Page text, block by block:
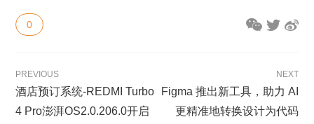
0
PREVIOUS
酒店预订系统-REDMI Turbo
4 Pro澎湃OS2.0.206.0开启
NEXT
​Figma 推出新工具，助力 AI
更精准地转换设计为代码